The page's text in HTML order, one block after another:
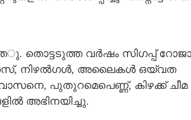
​തൊ​ട്ട​ടു​ത്ത വ​ർ​ഷം​ ​സി​ഗ​പ്പ് ​റോ​ജാ​
​നി​ഴ​ൽ​ഗ​ൾ,​ ​അ​ലൈ​ക​ൾ​ ​ഒ​യ്വ​ത​
​പു​തു​റ​മെ​പെ​ണ്ണ്,​ ​കി​ഴ​ക്ക് ​ചീ​മ​
​അ​ഭി​ന​യി​ച്ചു.